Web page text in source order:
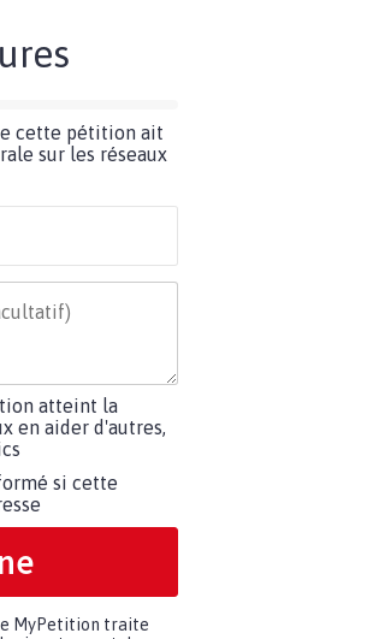
cette pétition ait
sur les réseaux
atteint la
en aider d'autres,
si cette
MyPetition traite